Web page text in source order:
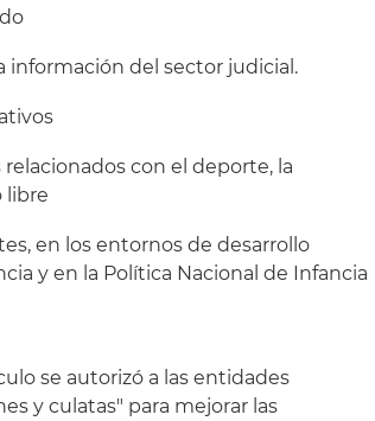
información del sector judicial.
con el deporte, la
libre
en los entornos de desarrollo
y en la Política Nacional de Infancia
se autorizó a las entidades
y culatas" para mejorar las